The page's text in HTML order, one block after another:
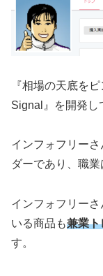
『相場の天底を
Signal』を開発し
インフォフリー
ダーであり、職業
インフォフリー
いる商品も兼業ト
す。